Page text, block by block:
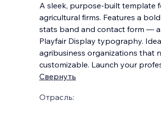
A sleek, purpose-built template
agricultural firms. Features a
stats band and contact form —
Playfair Display typography.
agribusiness organizations that
customizable. Launch your
Свернуть
Отрасль: